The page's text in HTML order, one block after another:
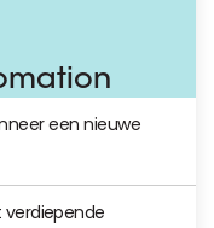
een nieuwe